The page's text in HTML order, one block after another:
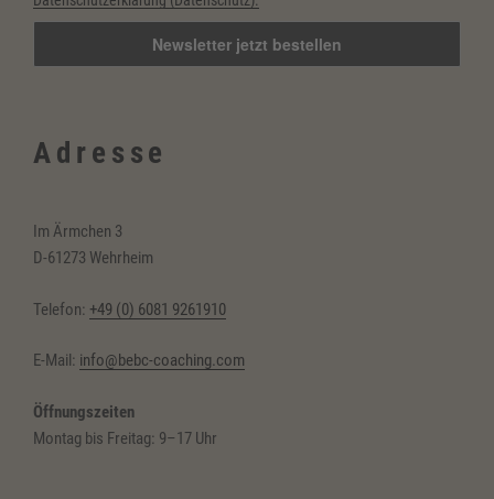
Adresse
Im Ärmchen 3
D-61273 Wehrheim
Telefon: +49 (0) 6081 9261910
E-Mail: info@bebc-coaching.com
Öffnungszeiten
Montag bis Freitag: 9–17 Uhr